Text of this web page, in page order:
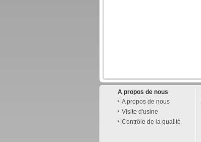
A propos de nous
A propos de nous
Visite d'usine
Contrôle de la qualité